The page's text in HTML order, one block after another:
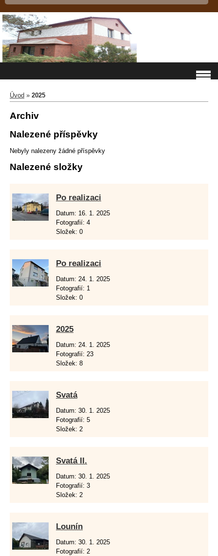
Úvod » 2025
Archiv
Nalezené příspěvky
Nebyly nalezeny žádné příspěvky
Nalezené složky
Po realizaci
Datum: 16. 1. 2025
Fotografií: 4
Složek: 0
Po realizaci
Datum: 24. 1. 2025
Fotografií: 1
Složek: 0
2025
Datum: 24. 1. 2025
Fotografií: 23
Složek: 8
Svatá
Datum: 30. 1. 2025
Fotografií: 5
Složek: 2
Svatá II.
Datum: 30. 1. 2025
Fotografií: 3
Složek: 2
Lounín
Datum: 30. 1. 2025
Fotografií: 2